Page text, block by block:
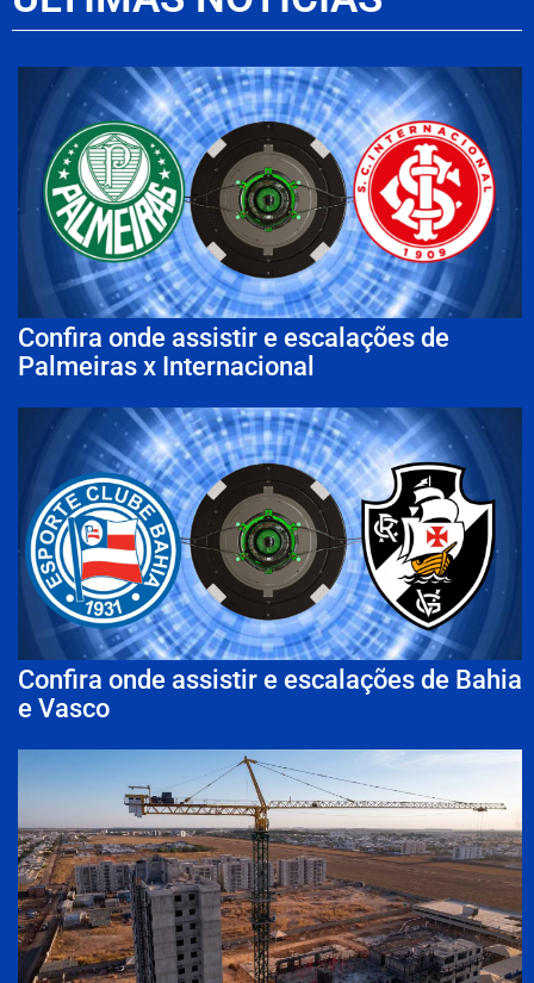
Confira onde assistir e escalações de
Palmeiras x Internacional
Confira onde assistir e escalações de Bahia
e Vasco